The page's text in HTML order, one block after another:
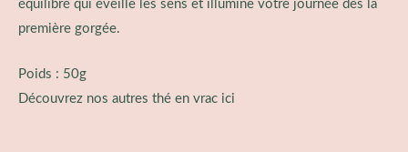
équilibré qui éveille les sens et illumine votre journée dès la
première gorgée.
Poids : 50g
Découvrez nos autres thé en vrac ici